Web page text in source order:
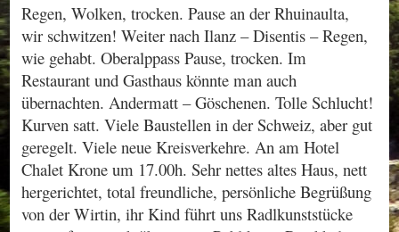
Regen, Wolken, trocken. Pause an der Rhuinaulta,
wir schwitzen! Weiter nach Ilanz – Disentis – Regen,
wie gehabt. Oberalppass Pause, trocken. Im
Restaurant und Gasthaus könnte man auch
übernachten. Andermatt – Göschenen. Tolle Schlucht!
Kurven satt. Viele Baustellen in der Schweiz, aber gut
geregelt. Viele neue Kreisverkehre. An am Hotel
Chalet Krone um 17.00h. Sehr nettes altes Haus, nett
hergerichtet, total freundliche, persönliche Begrüßung
von der Wirtin, ihr Kind führt uns Radlkunststücke